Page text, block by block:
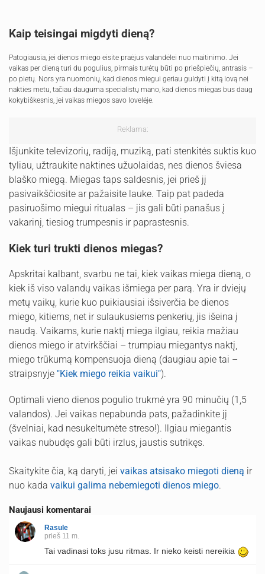
Kaip teisingai migdyti dieną?
Patogiausia, jei dienos miego eisite praėjus valandėlei nuo maitinimo. Jei
vaikas per dieną turi du pogulius, pirmais turėtų būti po priešpiečių, antrasis –
po pietų. Nors yra nuomonių, kad dienos miegui geriau guldyti į kitą lovą nei
nakties metu, tačiau dauguma specialistų mano, kad dienos miegas bus daug
kokybiškesnis, jei vaikas miegos savo lovelėje.
Reklama:
Išjunkite televizorių, radiją, muziką, pati stenkitės suktis kuo
tyliau, užtraukite naktines užuolaidas, nes dienos šviesa
blaško miegą. Miegas taps saldesnis, jei prieš jį
pasivaikščiosite ar pažaisite lauke. Taip pat padeda
pasiruošimo miegui ritualas – jis gali būti panašus į
vakarinį, tiesiog trumpesnis ir paprastesnis.
Kiek turi trukti dienos miegas?
Apskritai kalbant, svarbu ne tai, kiek vaikas miega dieną, o
kiek iš viso valandų vaikas išmiega per parą. Yra ir dviejų
metų vaikų, kurie kuo puikiausiai išsiverčia be dienos
miego, kitiems, net ir sulaukusiems penkerių, jis išeina į
naudą. Vaikams, kurie naktį miega ilgiau, reikia mažiau
dienos miego ir atvirkščiai – trumpiau miegantys naktį,
miego trūkumą kompensuoja dieną (daugiau apie tai –
straipsnyje "Kiek miego reikia vaikui").
Optimali vieno dienos pogulio trukmė yra 90 minučių (1,5
valandos). Jei vaikas nepabunda pats, pažadinkite jį
(švelniai, kad nesukeltumėte streso!). Ilgiau miegantis
vaikas nubudęs gali būti irzlus, jaustis sutrikęs.
Skaitykite čia, ką daryti, jei vaikas atsisako miegoti dieną ir
nuo kada vaikui galima nebemiegoti dienos miego.
Naujausi komentarai
Rasule
prieš 11 m.
Tai vadinasi toks jusu ritmas. Ir nieko keisti nereikia